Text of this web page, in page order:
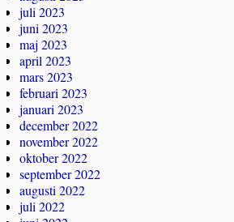
juli 2023
juni 2023
maj 2023
april 2023
mars 2023
februari 2023
januari 2023
december 2022
november 2022
oktober 2022
september 2022
augusti 2022
juli 2022